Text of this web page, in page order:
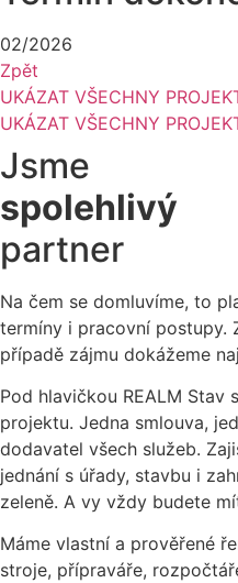
02/2026
Zpět
UKÁZAT VŠECHNY
UKÁZAT VŠECHNY
Jsme
spolehlivý
partner
Na čem se domluvíme, to
termíny i pracovní postupy.
případě zájmu dokážeme
Pod hlavičkou REALM Stav
projektu. Jedna smlouva,
dodavatel všech služeb.
jednání s úřady, stavbu i
zeleně. A vy vždy budete
Máme vlastní a prověřené
stroje, přípraváře,